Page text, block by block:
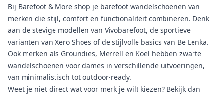
Bij Barefoot & More shop je barefoot wandelschoenen van
merken die stijl, comfort en functionaliteit combineren. Denk
aan de stevige modellen van Vivobarefoot, de sportieve
varianten van Xero Shoes of de stijlvolle basics van Be Lenka.
Ook merken als Groundies, Merrell en Koel hebben zwarte
wandelschoenen voor dames in verschillende uitvoeringen,
van minimalistisch tot outdoor-ready.
Weet je niet direct wat voor merk je wilt kiezen? Bekijk dan